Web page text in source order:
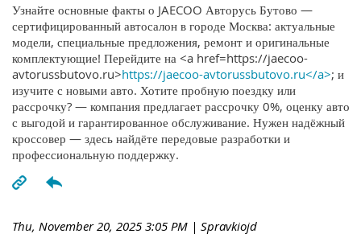
Узнайте основные факты о JAECOO Авторусь Бутово —
сертифицированный автосалон в городе Москва: актуальные
модели, специальные предложения, ремонт и оригинальные
комплектующие! Перейдите на <a href=https://jaecoo-
avtorussbutovo.ru>https://jaecoo-avtorussbutovo.ru</a>; и
изучите с новыми авто. Хотите пробную поездку или
рассрочку? — компания предлагает рассрочку 0%, оценку авто
с выгодой и гарантированное обслуживание. Нужен надёжный
кроссовер — здесь найдёте передовые разработки и
профессиональную поддержку.
Thu, November 20, 2025 3:05 PM | Spravkiojd